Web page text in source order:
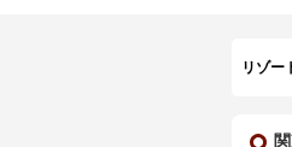
リゾー